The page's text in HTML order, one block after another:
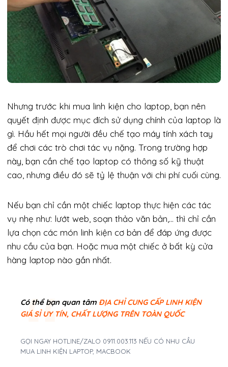
Nhưng trước khi mua linh kiện cho laptop, bạn nên
quyết định được mục đích sử dụng chính của laptop là
gì. Hầu hết mọi người đều chế tạo máy tính xách tay
để chơi các trò chơi tác vụ nặng. Trong trường hợp
này, bạn cần chế tạo laptop có thông số kỹ thuật
cao, nhưng điều đó sẽ tỷ lệ thuận với chi phí cuối cùng.
Nếu bạn chỉ cần một chiếc laptop thực hiện các tác
vụ nhẹ như: lướt web, soạn thảo văn bản,… thì chỉ cần
lựa chọn các món linh kiện cơ bản để đáp ứng được
nhu cầu của bạn. Hoặc mua một chiếc ở bất kỳ cửa
hàng laptop nào gần nhất.
Có thể bạn quan tâm ĐỊA CHỈ CUNG CẤP LINH KIỆN
GIÁ SỈ UY TÍN, CHẤT LƯỢNG TRÊN TOÀN QUỐC
GỌI NGAY HOTLINE/ZALO 0911.003.113 NẾU CÓ NHU CẦU
MUA LINH KIỆN LAPTOP, MACBOOK